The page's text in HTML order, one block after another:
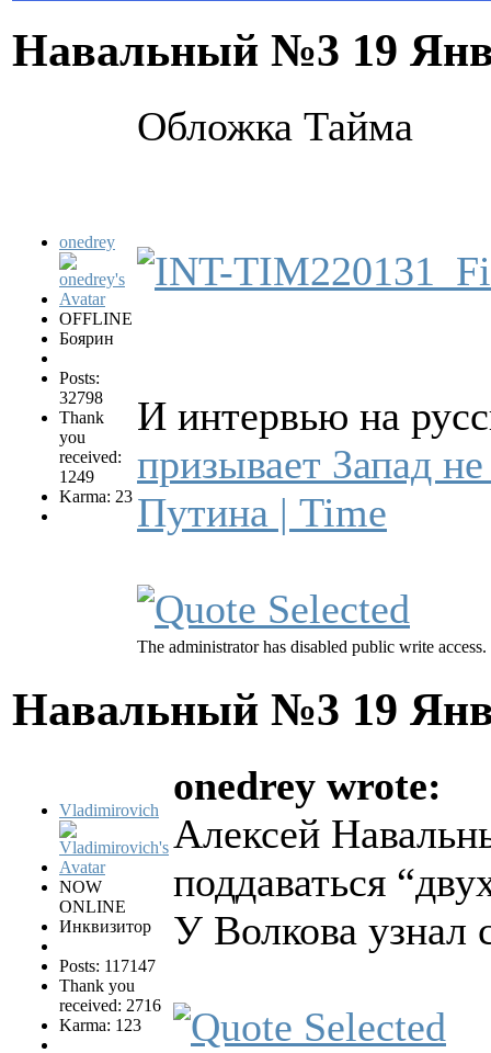
Навальный №3 19
onedrey
OFFLINE
Боярин
Posts:
32798
Thank
you
received:
1249
Karma: 23
Обложка Тайма
И интервью на
призывает Запад
Путина | Time
The administrator has disabled public write access.
Навальный №3 19
Vladimirovich
NOW
ONLINE
Инквизитор
Posts: 117147
Thank you
received: 2716
Karma: 123
onedrey wrote:
Алексей
поддаваться
У Волкова узнал